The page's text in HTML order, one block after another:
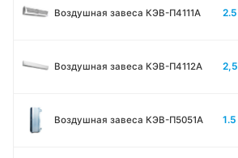
Воздушная завеса КЭВ-П4111A 2.5
Воздушная завеса КЭВ-П4112А 2,5
Воздушная завеса КЭВ-П5051A 1.5